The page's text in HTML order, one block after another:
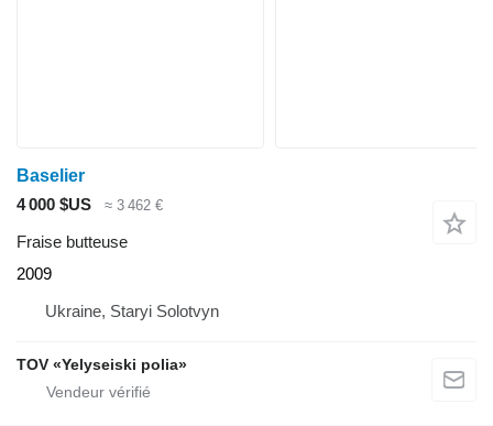
Baselier
4 000 $US
≈ 3 462 €
Fraise butteuse
2009
Ukraine, Staryi Solotvyn
TOV «Yelyseiski polia»